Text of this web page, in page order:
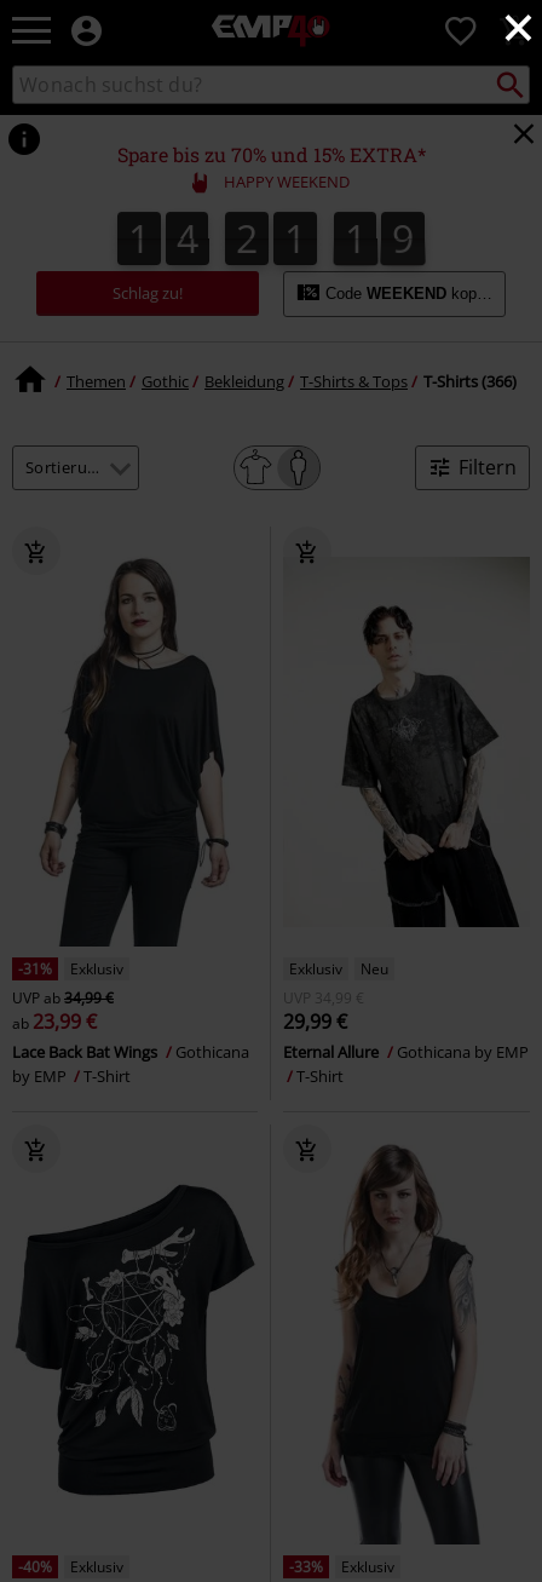
×
EMP
Merchandise
-
Shop
Rock
&
Entertainment
0
Katalog
durchsuchen
suchen
Spare bis zu 70% und 15% EXTRA*
HAPPY WEEKEND
1
1 4
4 2
2 1
1 1
2
1 7
8
7
9
8
Schlag zu! Code WEEKEND kopieren
Themen Gothic Bekleidung T-Shirts & Tops T-Shirts (366)
Filtern
-31%
Exklusiv
UVPab34,99 €
ab 23,99 €
Lace Back Bat Wings
Gothicana
by EMP
T-Shirt
Exklusiv
Neu
UVP
34,99 €
29,99 €
Eternal Allure
Gothicana by EMP
T-Shirt
-40%
Exklusiv
-33%
Exklusiv